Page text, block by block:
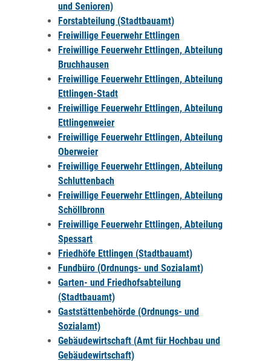
und Senioren)
Forstabteilung (Stadtbauamt)
Freiwillige Feuerwehr Ettlingen
Freiwillige Feuerwehr Ettlingen, Abteilung
Bruchhausen
Freiwillige Feuerwehr Ettlingen, Abteilung
Ettlingen-Stadt
Freiwillige Feuerwehr Ettlingen, Abteilung
Ettlingenweier
Freiwillige Feuerwehr Ettlingen, Abteilung
Oberweier
Freiwillige Feuerwehr Ettlingen, Abteilung
Schluttenbach
Freiwillige Feuerwehr Ettlingen, Abteilung
Schöllbronn
Freiwillige Feuerwehr Ettlingen, Abteilung
Spessart
Friedhöfe Ettlingen (Stadtbauamt)
Fundbüro (Ordnungs- und Sozialamt)
Garten- und Friedhofsabteilung
(Stadtbauamt)
Gaststättenbehörde (Ordnungs- und
Sozialamt)
Gebäudewirtschaft (Amt für Hochbau und
Gebäudewirtschaft)